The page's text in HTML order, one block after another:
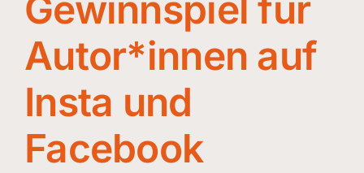
Autor*innen auf
Insta und
Facebook